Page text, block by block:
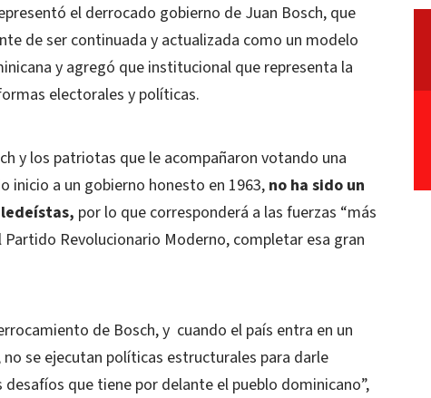
el derrocado gobierno de Juan Bosch, que
de ser continuada y actualizada como un modelo
y agregó que institucional que representa la
electorales y políticas.
y los patriotas que le acompañaron votando una
inicio a un gobierno honesto en 1963, no ha sido un
por lo que corresponderá a las fuerzas “más
Revolucionario Moderno, completar esa gran
de Bosch, y cuando el país entra en un
se ejecutan políticas estructurales para darle
que tiene por delante el pueblo dominicano”,